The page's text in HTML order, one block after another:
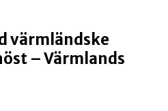
värmländske
– Värmlands